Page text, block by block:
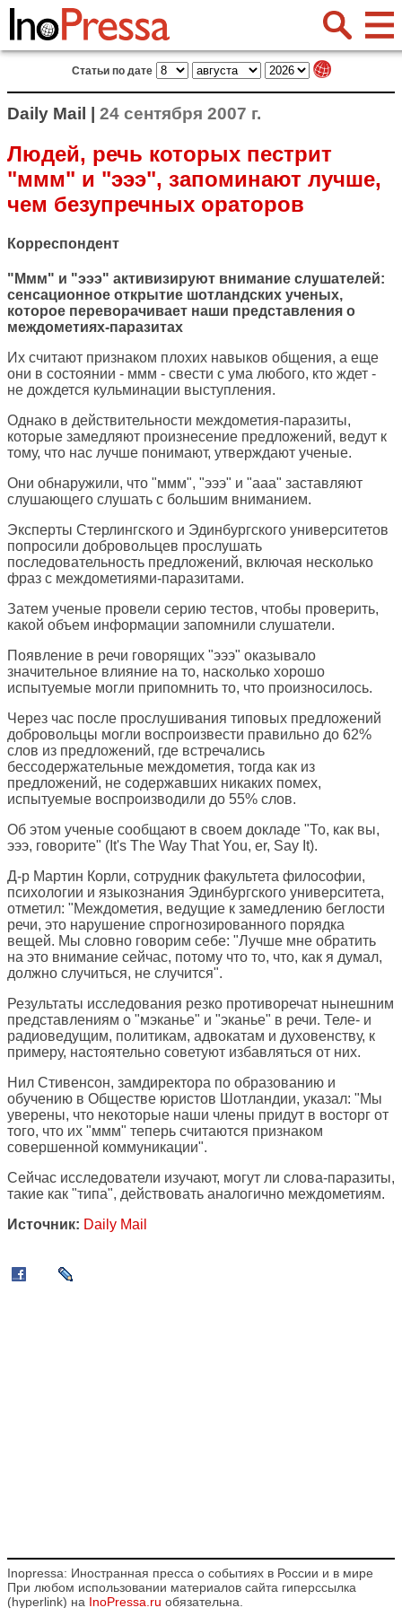
Статьи по дате
Daily Mail | 24 сентября 2007 г.
Людей, речь которых пестрит
"ммм" и "эээ", запоминают лучше,
чем безупречных ораторов
Корреспондент
"Ммм" и "эээ" активизируют внимание слушателей:
сенсационное открытие шотландских ученых,
которое переворачивает наши представления о
междометиях-паразитах
Их считают признаком плохих навыков общения, а еще
они в состоянии - ммм - свести с ума любого, кто ждет -
не дождется кульминации выступления.
Однако в действительности междометия-паразиты,
которые замедляют произнесение предложений, ведут к
тому, что нас лучше понимают, утверждают ученые.
Они обнаружили, что "ммм", "эээ" и "ааа" заставляют
слушающего слушать с большим вниманием.
Эксперты Стерлингского и Эдинбургского университетов
попросили добровольцев прослушать
последовательность предложений, включая несколько
фраз с междометиями-паразитами.
Затем ученые провели серию тестов, чтобы проверить,
какой объем информации запомнили слушатели.
Появление в речи говорящих "эээ" оказывало
значительное влияние на то, насколько хорошо
испытуемые могли припомнить то, что произносилось.
Через час после прослушивания типовых предложений
добровольцы могли воспроизвести правильно до 62%
слов из предложений, где встречались
бессодержательные междометия, тогда как из
предложений, не содержавших никаких помех,
испытуемые воспроизводили до 55% слов.
Об этом ученые сообщают в своем докладе "То, как вы,
эээ, говорите" (It's The Way That You, er, Say It).
Д-р Мартин Корли, сотрудник факультета философии,
психологии и языкознания Эдинбургского университета,
отметил: "Междометия, ведущие к замедлению беглости
речи, это нарушение спрогнозированного порядка
вещей. Мы словно говорим себе: "Лучше мне обратить
на это внимание сейчас, потому что то, что, как я думал,
должно случиться, не случится".
Результаты исследования резко противоречат нынешним
представлениям о "мэканье" и "эканье" в речи. Теле- и
радиоведущим, политикам, адвокатам и духовенству, к
примеру, настоятельно советуют избавляться от них.
Нил Стивенсон, замдиректора по образованию и
обучению в Обществе юристов Шотландии, указал: "Мы
уверены, что некоторые наши члены придут в восторг от
того, что их "ммм" теперь считаются признаком
совершенной коммуникации".
Сейчас исследователи изучают, могут ли слова-паразиты,
такие как "типа", действовать аналогично междометиям.
Источник: Daily Mail
Inopressa: Иностранная пресса о событиях в России и в мире
При любом использовании материалов сайта гиперссылка
(hyperlink) на InoPressa.ru обязательна.